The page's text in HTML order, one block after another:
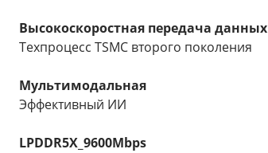
Высокоскоростная передача данных
Техпроцесс TSMC второго поколения
Мультимодальная
Эффективный ИИ
LPDDR5X_9600Mbps